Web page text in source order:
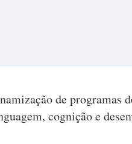
de programas
cognição e